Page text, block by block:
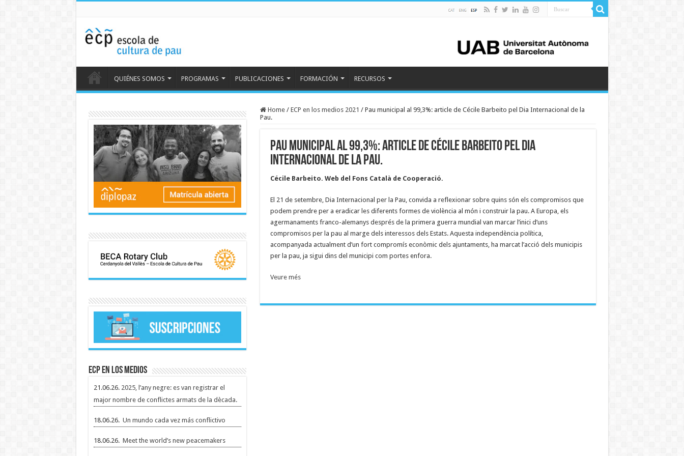
QUIÉNES SOMOS PROGRAMAS PUBLICACIONES FORMACIÓN RECURSOS
Home / ECP en los medios 2021 / Pau municipal al 99,3%: article de Cécile Barbeito pel Dia Internacional de la
Pau.
Pau municipal al 99,3%: article de Cécile Barbeito pel Dia
Internacional de la Pau.
Cécile Barbeito. Web del Fons Català de Cooperació.
El 21 de setembre, Dia Internacional per la Pau, convida a reflexionar sobre quins són els compromisos que
podem prendre per a eradicar les diferents formes de violència al món i construir la pau. A Europa, els
agermanaments franco-alemanys després de la primera guerra mundial van marcar l’inici d’uns
compromisos per la pau al marge dels interessos dels Estats. Aquesta independència política,
acompanyada actualment d’un fort compromís econòmic dels ajuntaments, ha marcat l’acció dels municipis
per la pau, ja sigui dins del municipi com portes enfora.
Veure més
ECP en los medios
21.06.26. 2025, l’any negre: es van registrar el
major nombre de conflictes armats de la dècada.
18.06.26. Un mundo cada vez más conflictivo
18.06.26. Meet the world’s new peacemakers